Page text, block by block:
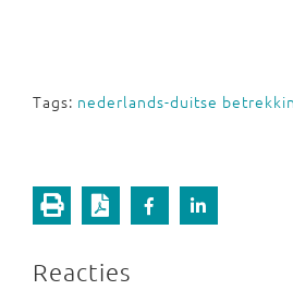
Tags: nederlands-duitse
Reacties